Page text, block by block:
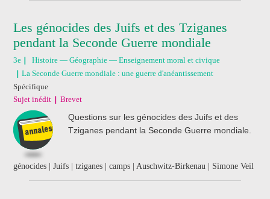
Les génocides des Juifs et des Tziganes
pendant la Seconde Guerre mondiale
3e
Histoire — Géographie — Enseignement moral et civique
La Seconde Guerre mondiale : une guerre d'anéantissement
Spécifique
Sujet inédit
Brevet
Questions sur les génocides des Juifs et des
Tziganes pendant la Seconde Guerre mondiale.
génocides | Juifs | tziganes | camps | Auschwitz-Birkenau | Simone Veil